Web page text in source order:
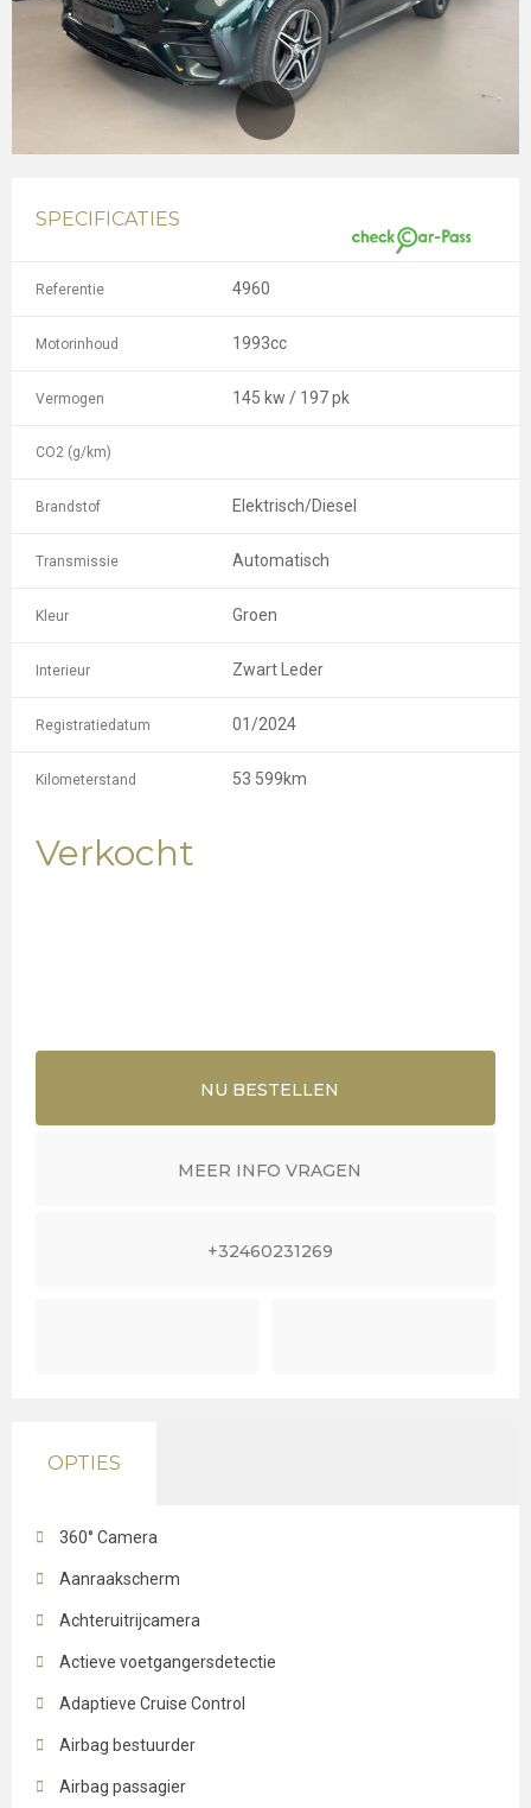
SPECIFICATIES
Referentie 4960
Motorinhoud 1993cc
Vermogen 145 kw / 197 pk
CO2 (g/km)
Brandstof Elektrisch/Diesel
Transmissie Automatisch
Kleur Groen
Interieur Zwart Leder
Registratiedatum 01/2024
Kilometerstand 53 599km
Verkocht
NU BESTELLEN
MEER INFO VRAGEN
+32460231269
OPTIES
360° Camera
Aanraakscherm
Achteruitrijcamera
Actieve voetgangersdetectie
Adaptieve Cruise Control
Airbag bestuurder
Airbag passagier